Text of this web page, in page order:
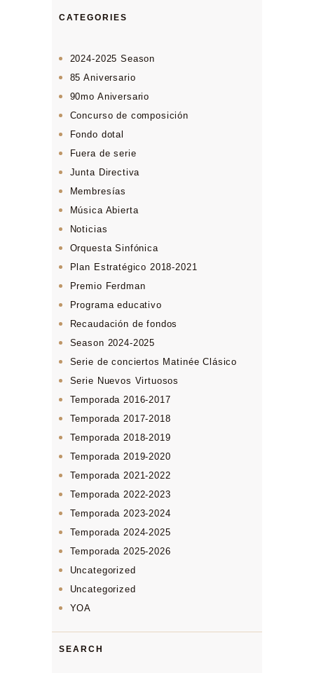
CATEGORIES
2024-2025 Season
85 Aniversario
90mo Aniversario
Concurso de composición
Fondo dotal
Fuera de serie
Junta Directiva
Membresías
Música Abierta
Noticias
Orquesta Sinfónica
Plan Estratégico 2018-2021
Premio Ferdman
Programa educativo
Recaudación de fondos
Season 2024-2025
Serie de conciertos Matinée Clásico
Serie Nuevos Virtuosos
Temporada 2016-2017
Temporada 2017-2018
Temporada 2018-2019
Temporada 2019-2020
Temporada 2021-2022
Temporada 2022-2023
Temporada 2023-2024
Temporada 2024-2025
Temporada 2025-2026
Uncategorized
Uncategorized
YOA
SEARCH